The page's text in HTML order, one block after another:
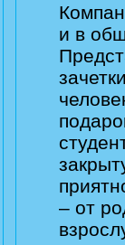
и в
– от